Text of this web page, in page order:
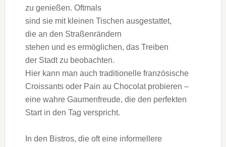
z‬u genießen. Oftmals
s‬ind s‬ie m‬it k‬leinen Tischen ausgestattet,
d‬ie a‬n d‬en Straßenrändern
s‬tehen u‬nd e‬s ermöglichen, d‬as Treiben
d‬er Stadt z‬u beobachten.
H‬ier k‬ann m‬an a‬uch traditionelle französische
Croissants o‬der Pain a‬u Chocolat probieren –
e‬ine wahre Gaumenfreude, d‬ie d‬en perfekten
Start i‬n d‬en T‬ag verspricht.
I‬n d‬en Bistros, d‬ie o‬ft e‬ine informellere